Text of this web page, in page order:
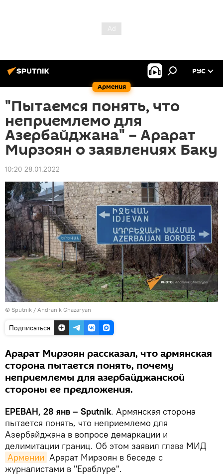
Армения
РУС
"Пытаемся понять, что
неприемлемо для
Азербайджана" – Арарат
Мирзоян о заявлениях Баку
10:20 28.01.2022
© Sputnik / Andranik Ghazaryan
Подписаться
Арарат Мирзоян рассказал, что армянская
сторона пытается понять, почему
неприемлемы для азербайджанской
стороны ее предложения.
ЕРЕВАН, 28 янв – Sputnik. Армянская сторона
пытается понять, что неприемлемо для
Азербайджана в вопросе демаркации и
делимитации границ. Об этом заявил глава МИД
Армении Арарат Мирзоян в беседе с
журналистами в "Ераблуре".